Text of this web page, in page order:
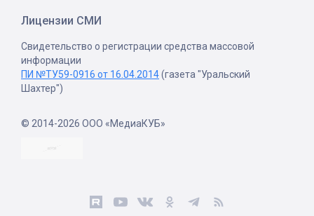
Лицензии СМИ
Свидетельство о регистрации средства массовой
информации
ПИ №ТУ59-0916 от 16.04.2014(газета "Уральский
Шахтер")
© 2014-2026 ООО «МедиаКУБ»